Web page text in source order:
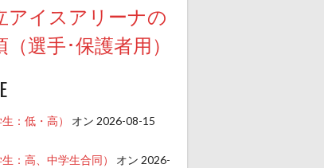
アイスアリーナの
選手･保護者用）
：低・高）
オン 2026-08-15
：高、中学生合同）
オン 2026-